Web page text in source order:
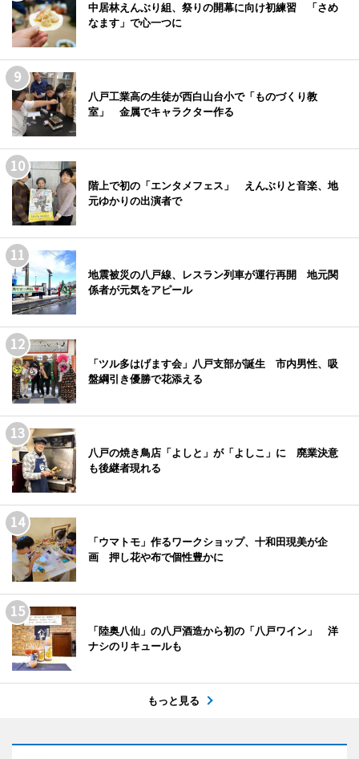
中居林えんぶり組、祭りの開幕に向け初練習 「さめ
なます」で心一つに
八戸工業高の生徒が西白山台小で「ものづくり教
室」 金属でキャラクター作る
階上で初の「エンタメフェス」 えんぶりと音楽、地
元ゆかりの出演者で
地震被災の八戸線、レスラン列車が運行再開 地元関
係者が元気をアピール
「ツル多はげます会」八戸支部が誕生 市内男性、吸
盤綱引き優勝で花添える
八戸の焼き鳥店「よしと」が「よしこ」に 廃業決意
も後継者現れる
「ウマトモ」作るワークショップ、十和田現美が企
画 押し花や布で個性豊かに
「陸奥八仙」の八戸酒造から初の「八戸ワイン」 洋
ナシのリキュールも
もっと見る